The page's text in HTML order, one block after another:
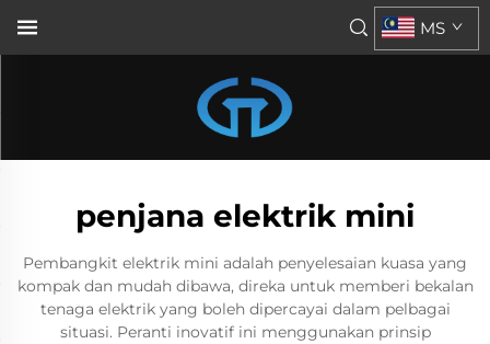
MS
penjana elektrik mini
Pembangkit elektrik mini adalah penyelesaian kuasa yang
kompak dan mudah dibawa, direka untuk memberi bekalan
tenaga elektrik yang boleh dipercayai dalam pelbagai
situasi. Peranti inovatif ini menggunakan prinsip